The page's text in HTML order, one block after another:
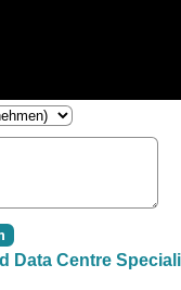
Data Centre